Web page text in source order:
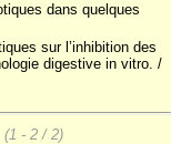
dans quelques
sur l’inhibition des
digestive in vitro. /
(1 - 2 / 2)